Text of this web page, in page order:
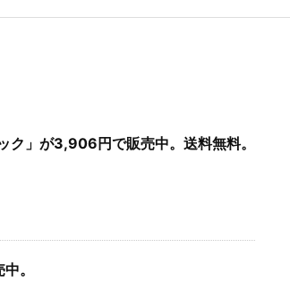
ク」が3,906円で販売中。送料無料。
。